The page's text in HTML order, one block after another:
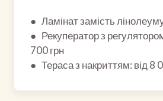
● Ламінат замість
● Рекуператор з
700 грн
● Тераса з накриттям: від 8